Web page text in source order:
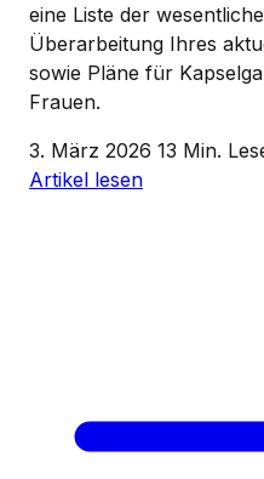
eine Liste der
Überarbeitung Ihres
sowie Pläne für
Frauen.
3. März 2026 13 Min.
Artikel lesen